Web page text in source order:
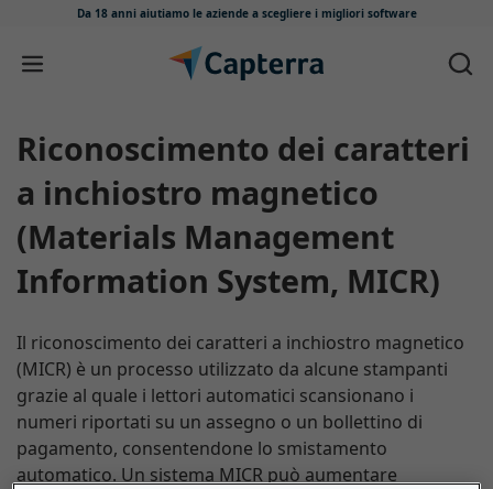
Da 18 anni aiutiamo le aziende a scegliere i migliori software
Salta e vai al contenuto
Riconoscimento dei caratteri
a inchiostro magnetico
(Materials Management
Information System, MICR)
Il riconoscimento dei caratteri a inchiostro magnetico
(MICR) è un processo utilizzato da alcune stampanti
grazie al quale i lettori automatici scansionano i
numeri riportati su un assegno o un bollettino di
pagamento, consentendone lo smistamento
automatico. Un sistema MICR può aumentare